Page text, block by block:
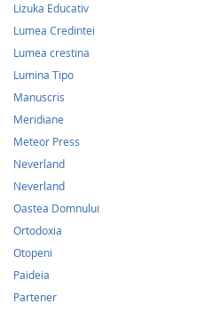
Lizuka Educativ
Lumea Credintei
Lumea crestina
Lumina Tipo
Manuscris
Meridiane
Meteor Press
Neverland
Neverland
Oastea Domnului
Ortodoxia
Otopeni
Paideia
Partener